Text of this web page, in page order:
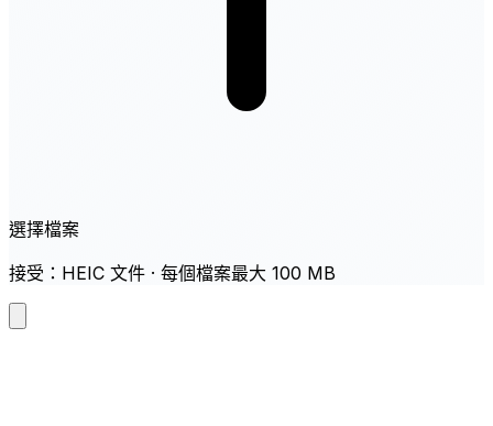
選擇檔案
接受：HEIC 文件 · 每個檔案最大 100 MB